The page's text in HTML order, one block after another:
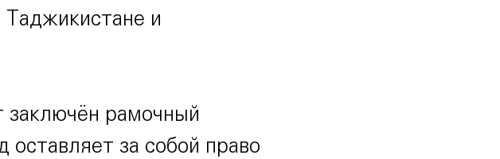
Таджикистане и
заключён рамочный
за собой право